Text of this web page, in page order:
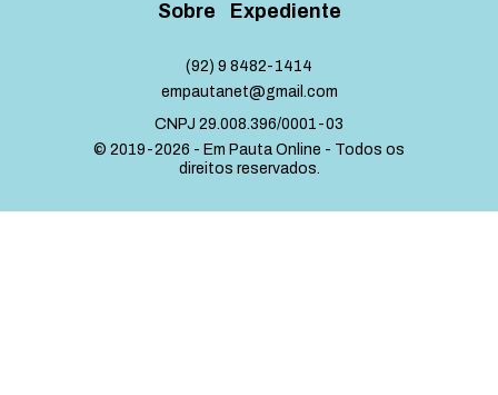
Sobre Expediente
(92) 9 8482-1414
empautanet@gmail.com
CNPJ 29.008.396/0001-03
© 2019-2026 - Em Pauta Online - Todos os
direitos reservados.